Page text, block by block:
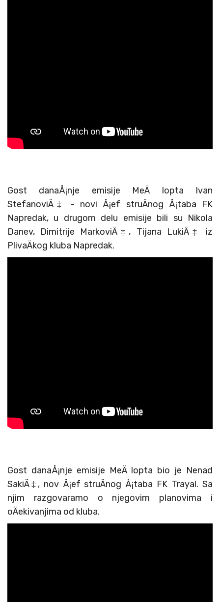
Gost danaÅ¡nje emisije MeÄ lopta Ivan
StefanoviÄ‡ - novi Å¡ef struÄnog Å¡taba FK
Napredak, u drugom delu emisije bili su Nikola
Danev, Dimitrije MarkoviÄ‡, Tijana LukiÄ‡ iz
PlivaÄkog kluba Napredak.
Gost danaÅ¡nje emisije MeÄ lopta bio je Nenad
SakiÄ‡, nov Å¡ef struÄnog Å¡taba FK Trayal. Sa
njim razgovaramo o njegovim planovima i
oÄekivanjima od kluba.